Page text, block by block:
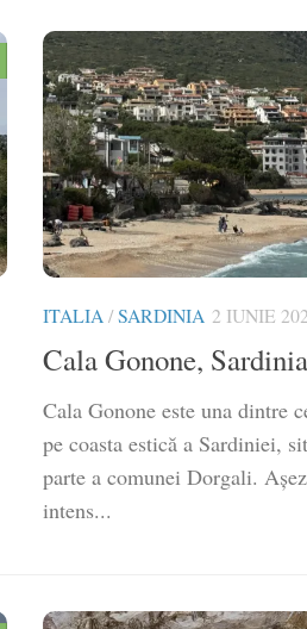
ITALIA /SARDINIA 2 IUNIE
Cala Gonone,
Cala Gonone este una dintre
pe coasta estică a Sardiniei,
parte a comunei Dorgali.
intens...